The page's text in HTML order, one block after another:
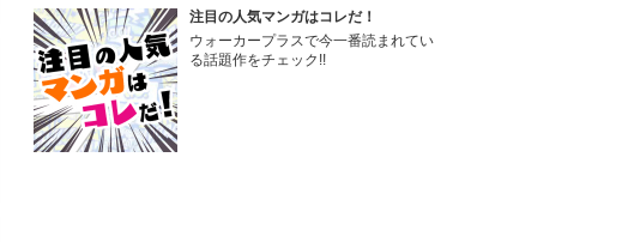
注目の人気マンガはコレだ！
ウォーカープラスで今一番読まれてい
る話題作をチェック!!